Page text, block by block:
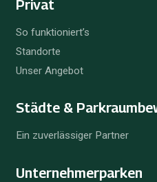
Privat
So funktioniert’s
Standorte
Unser Angebot
Städte &
Ein zuverlässiger Partner
Unternehmer­parken